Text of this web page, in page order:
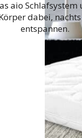
aio
dabei,
entspannen.